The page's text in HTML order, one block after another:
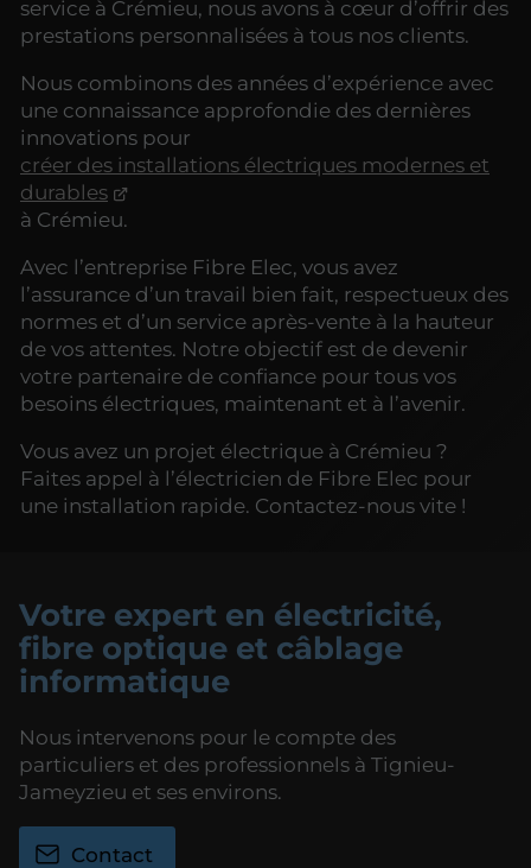
service à Crémieu, nous avons à cœur d’offrir des
prestations personnalisées à tous nos clients.
Nous combinons des années d’expérience avec
une connaissance approfondie des dernières
innovations pour
créer des installations électriques modernes et
durables
à Crémieu.
Avec l’entreprise Fibre Elec, vous avez
l’assurance d’un travail bien fait, respectueux des
normes et d’un service après-vente à la hauteur
de vos attentes. Notre objectif est de devenir
votre partenaire de confiance pour tous vos
besoins électriques, maintenant et à l’avenir.
Vous avez un projet électrique à Crémieu ?
Faites appel à l’électricien de Fibre Elec pour
une installation rapide. Contactez-nous vite !
Votre expert en électricité,
fibre optique et câblage
informatique
Nous intervenons pour le compte des
particuliers et des professionnels à Tignieu-
Jameyzieu et ses environs.
Contact